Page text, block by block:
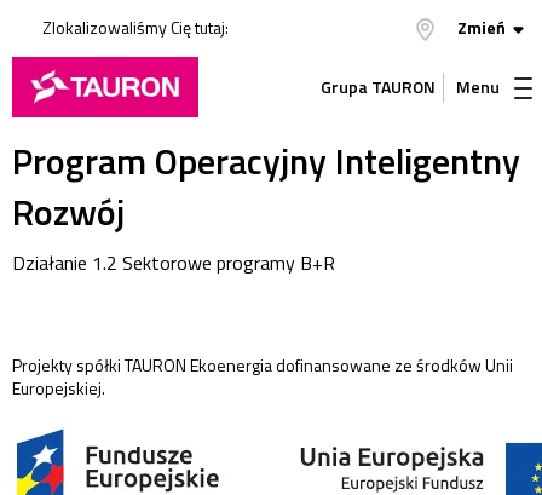
Zlokalizowaliśmy Cię tutaj: Zmień
Grupa TAURON Menu
Program Operacyjny Inteligentny
Rozwój
Działanie 1.2 Sektorowe programy B+R
Projekty spółki TAURON Ekoenergia dofinansowane ze środków Unii
Europejskiej.